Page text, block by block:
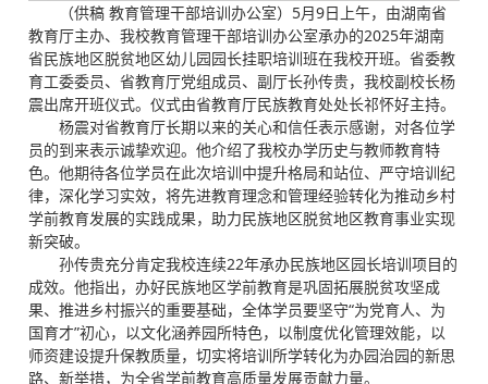
（供稿 教育管理干部培训办公室）5月9日上午，由湖南省
教育厅主办、我校教育管理干部培训办公室承办的2025年湖南
省民族地区脱贫地区幼儿园园长挂职培训班在我校开班。省委教
育工委委员、省教育厅党组成员、副厅长孙传贵，我校副校长杨
震出席开班仪式。仪式由省教育厅民族教育处处长祁怀好主持。
杨震对省教育厅长期以来的关心和信任表示感谢，对各位学
员的到来表示诚挚欢迎。他介绍了我校办学历史与教师教育特
色。他期待各位学员在此次培训中提升格局和站位、严守培训纪
律，深化学习实效，将先进教育理念和管理经验转化为推动乡村
学前教育发展的实践成果，助力民族地区脱贫地区教育事业实现
新突破。
孙传贵充分肯定我校连续22年承办民族地区园长培训项目的
成效。他指出，办好民族地区学前教育是巩固拓展脱贫攻坚成
果、推进乡村振兴的重要基础，全体学员要坚守“为党育人、为
国育才”初心，以文化涵养园所特色，以制度优化管理效能，以
师资建设提升保教质量，切实将培训所学转化为办园治园的新思
路、新举措，为全省学前教育高质量发展贡献力量。